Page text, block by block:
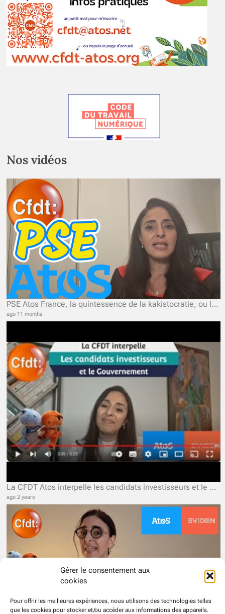
Gérer le consentement aux
cookies
Pour offrir les meilleures expériences, nous utilisons des technologies telles
que les cookies pour stocker et/ou accéder aux informations des appareils.
Nos vidéos
PSE Atos France, la quintessence de la kakistocratie, ou le pouvoir des pires
ago 11 months
La CFDT Atos interpelle les candidats investisseurs et le Gouvernement.
ago 2 years